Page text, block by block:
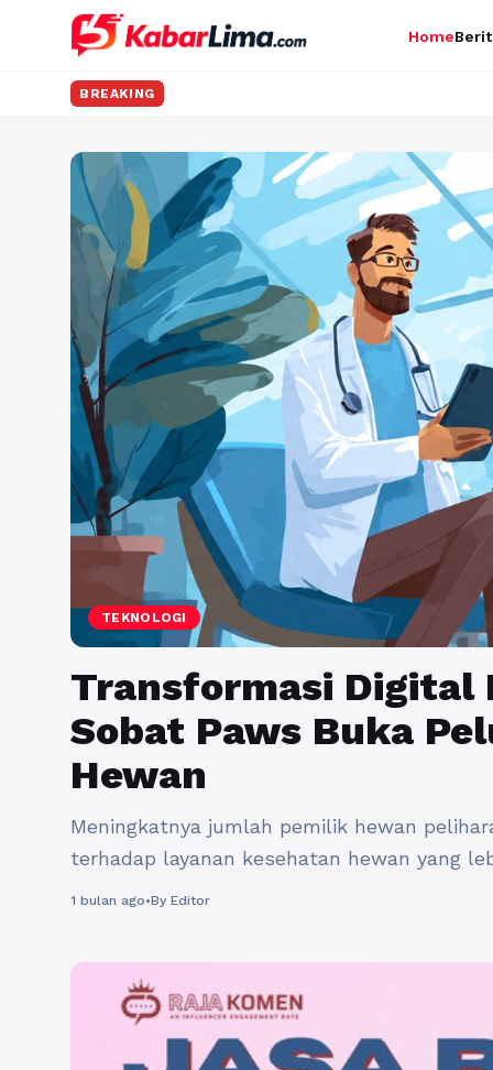
Home
BREAKING
TEKNOLOGI
Transformasi Digital
Sobat Paws Buka
Hewan
Meningkatnya jumlah pemilik hewan
terhadap layanan kesehatan hewan yang
menunjukkan bahwa kesadaran
praktik, ...
1 bulan ago•By Editor